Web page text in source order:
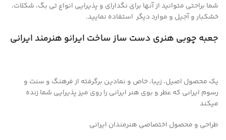
شما براحتی متوانید از آنها برای نگدارای و پذیرایی انواع تی بگ، شکلات،
خشکبار و آجیل و موارد دیگر استفاده نمایید.
جعبه چوبی هنری دست ساز ساخت ایرانو هنرمند ایرانی
یک محصول اصیل، زیبا، خاص و نمادین برگرفته از فرهنگ و سنت و
رسوم ایرانی که عطر و بوی هنر ایرانی را روی میز پذیرایی شما زنده
میکند
طراحی و محصول اختصاصی هنرمندان ایرانی